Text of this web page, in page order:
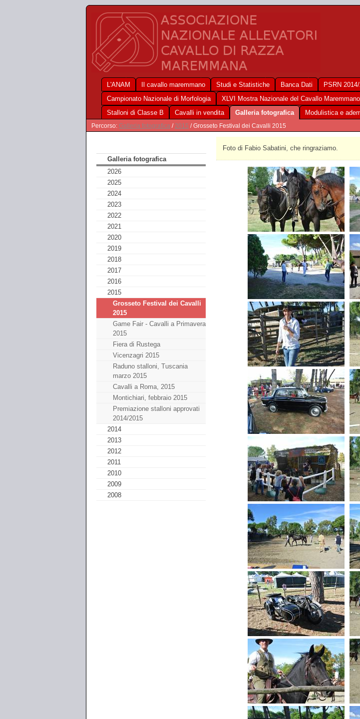
L'ANAM Il cavallo maremmano Studi e Statistiche Banca Dati PSRN
Campionato Nazionale di Morfologia
XLVI Mostra Nazionale del Cavallo Maremmano
Stalloni di Classe B
Cavalli in vendita Galleria fotografica Modulistica e
Percorso: Galleria fotografica /2015 / Grosseto Festival dei Cavalli 2015
Galleria fotografica
2026
2025
2024
2023
2022
2021
2020
2019
2018
2017
2016
2015
Grosseto Festival dei Cavalli
2015
Game Fair - Cavalli a Primavera
2015
Fiera di Rustega
Vicenzagri 2015
Raduno stalloni, Tuscania
marzo 2015
Cavalli a Roma, 2015
Montichiari, febbraio 2015
Premiazione stalloni approvati
2014/2015
2014
2013
2012
2011
2010
2009
2008
Foto di Fabio Sabatini, che ringraziamo.